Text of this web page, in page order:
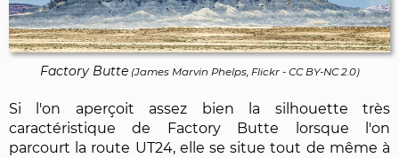
Factory Butte(James Marvin Phelps, Flickr- CC BY-NC 2.0)
Si l'on aperçoit assez bien la silhouette très
caractéristique de Factory Butte lorsque l'on
parcourt la route UT24, elle se situe tout de même à